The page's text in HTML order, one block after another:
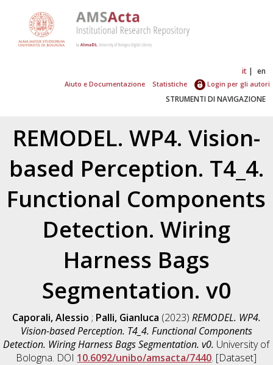
it en
Aiuto e Documentazione Statistiche Login per gli autori
STRUMENTI DI NAVIGAZIONE
REMODEL. WP4. Vision-
based Perception. T4_4.
Functional Components
Detection. Wiring
Harness Bags
Segmentation. v0
Caporali, Alessio ; Palli, Gianluca (2023) REMODEL. WP4.
Vision-based Perception. T4_4. Functional Components
Detection. Wiring Harness Bags Segmentation. v0. University of
Bologna. DOI 10.6092/unibo/amsacta/7440. [Dataset]